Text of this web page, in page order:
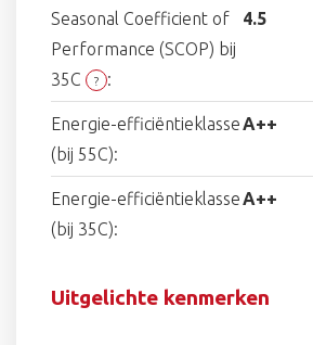
Seasonal Coefficient of
Performance (SCOP) bij
35C
? :
4.5
Energie-efficiëntieklasse
(bij 55C):
A++
Energie-efficiëntieklasse
(bij 35C):
A++
Uitgelichte kenmerken